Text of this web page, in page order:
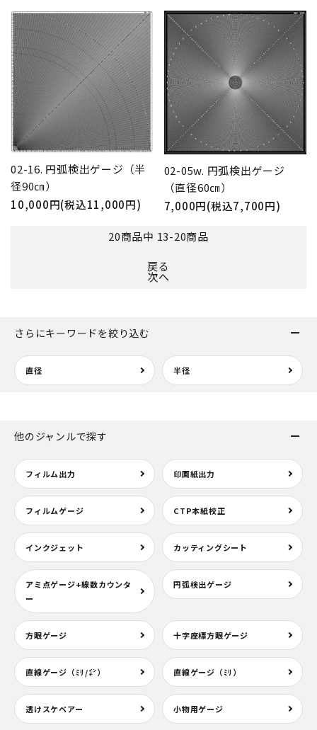
02-16. 円弧検出ゲージ（半
径90㎝）
10,000円(税込11,000円)
02-05w. 円弧検出ゲージ
（直径60㎝）
7,000円(税込7,700円)
20商品中 13-20商品
戻る
次へ
さらにキーワードを絞り込む
直径 半径
他のジャンルで探す
フィルム出力 印画紙出力
フィルムゲージ CTP本紙校正
インクジェット カッティングシート
アミ点ゲージ+線数カウンタ
ー
円弧検出ゲージ
方眼ゲージ 十字座標方眼ゲージ
直線ゲージ（ﾐﾘ/㌅） 直線ゲージ（ﾐﾘ）
透けスケベアー 小物用ゲージ